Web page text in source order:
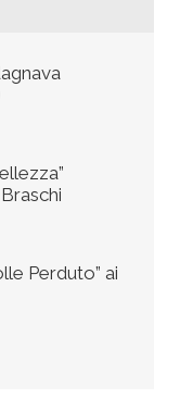
Perduto” ai